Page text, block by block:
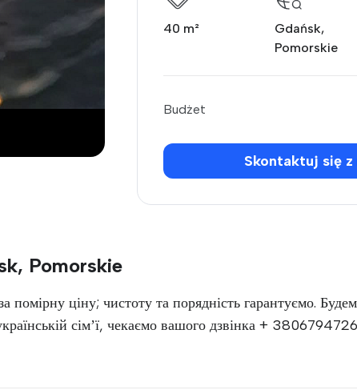
40 m²
Gdańsk,
Pomorskie
Budżet
Skontaktuj się z
Pomorskie
ціну; чистоту та порядність гарантуємо.
сімʼї, чекаємо вашого дзвінка +